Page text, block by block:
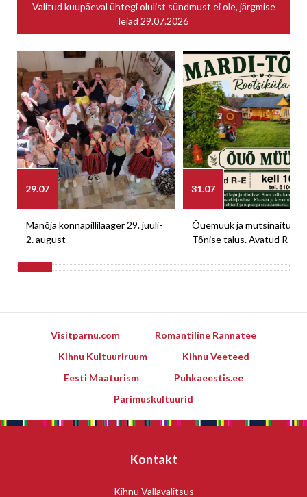
Valitud kuupäeval ühtegi olulist sündmust ei ole, järgmise
leiad 29.07.2026
29.07
Manõja konnapillilaager 29. juuli-
2. august
31.07
Õuemüük ja mütsinäitus
Tõnise talus. Avatud R-E
Visitparnu.com
Romantiline Rannatee
Kihnu Kultuuriruum
Kihnu Veeteed
Eesti Maaturism
Puhkaeestis.ee
Pärimuskultuurid
Kontakt
Kihnu Vallavalitsus